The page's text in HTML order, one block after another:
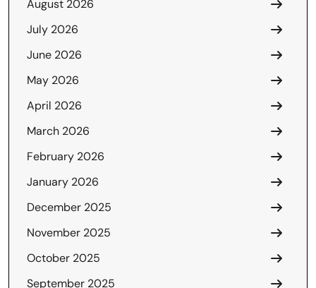
August 2026
July 2026
June 2026
May 2026
April 2026
March 2026
February 2026
January 2026
December 2025
November 2025
October 2025
September 2025